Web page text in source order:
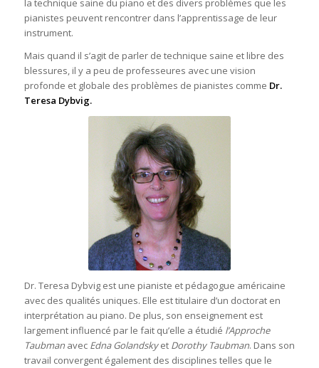
la technique saine du piano et des divers problèmes que les
pianistes peuvent rencontrer dans l’apprentissage de leur
instrument.
Mais quand il s’agit de parler de technique saine et libre des
blessures, il y a peu de professeures avec une vision
profonde et globale des problèmes de pianistes comme Dr.
Teresa Dybvig.
Dr. Teresa Dybvig est une pianiste et pédagogue américaine
avec des qualités uniques. Elle est titulaire d’un doctorat en
interprétation au piano. De plus, son enseignement est
largement influencé par le fait qu’elle a étudié l’Approche
Taubmanavec Edna Golandskyet Dorothy Taubman. Dans son
travail convergent également des disciplines telles que le